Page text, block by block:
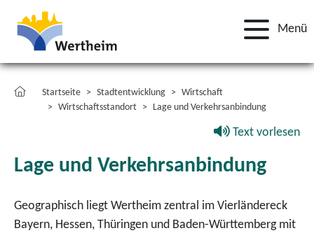
Menü
Startseite Stadtentwicklung
Wirtschaft
Wirtschaftsstandort
Lage und Verkehrsanbindung
Text vorlesen
Lage und Verkehrsanbindung
Geographisch liegt Wertheim zentral im Vierländereck
Bayern, Hessen, Thüringen und Baden-Württemberg mit